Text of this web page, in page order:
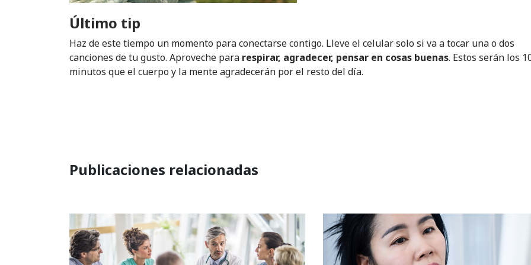
Último tip
Haz de este tiempo un momento para conectarse contigo. Lleve el celular solo si va a tocar una o dos
canciones de tu gusto. Aproveche para respirar, agradecer, pensar en cosas buenas. Estos serán los
minutos que el cuerpo y la mente agradecerán por el resto del día.
Publicaciones relacionadas